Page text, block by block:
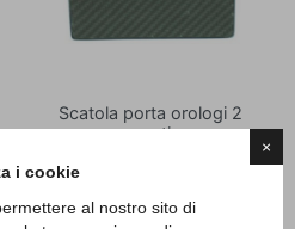
×
i cookie
al nostro sito di
Scatola porta orologi 2
posti